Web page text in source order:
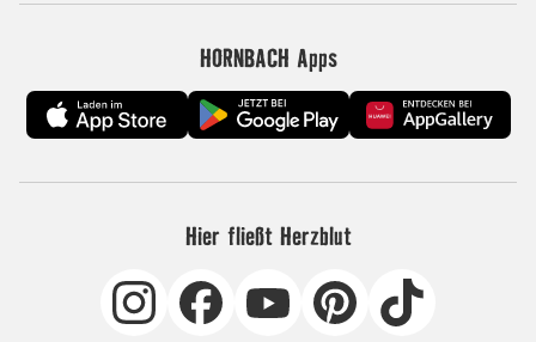
HORNBACH Apps
Hier fließt Herzblut